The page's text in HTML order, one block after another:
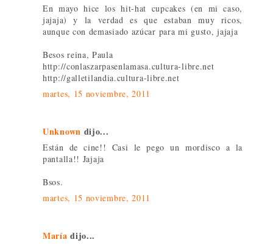
En mayo hice los hit-hat cupcakes (en mi caso,
jajaja) y la verdad es que estaban muy ricos,
aunque con demasiado azúcar para mi gusto, jajaja
Besos reina, Paula
http://conlaszarpasenlamasa.cultura-libre.net
http://galletilandia.cultura-libre.net
martes, 15 noviembre, 2011
Unknown dijo...
Están de cine!! Casi le pego un mordisco a la
pantalla!! Jajaja
Bsos.
martes, 15 noviembre, 2011
María dijo...